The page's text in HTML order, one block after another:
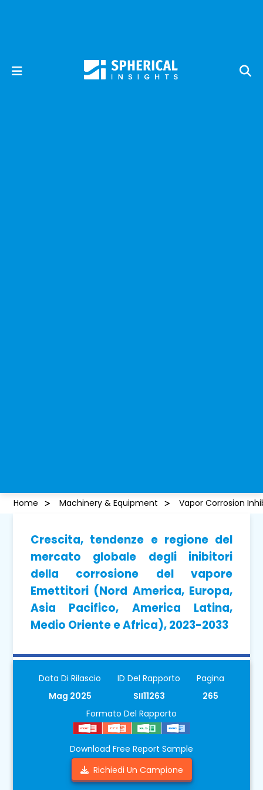
Home Machinery & Equipment Vapor Corrosion
Crescita, tendenze e regione del
mercato globale degli inibitori
della corrosione del vapore
Emettitori (Nord America, Europa,
Asia Pacifico, America Latina,
Medio Oriente e Africa), 2023-2033
Data Di Rilascio
Mag 2025
ID Del Rapporto
SII11263
Pagina
265
Formato Del Rapporto
Download Free Report Sample
Richiedi Un Campione